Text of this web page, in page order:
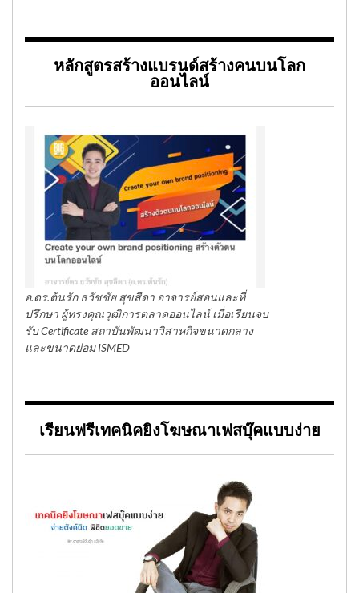
หลักสูตรสร้างแบรนด์สร้างคนบนโลก
ออนไลน์
อ.ดร.ต้นรัก ธวัชชัย สุขสีดา อาจารย์สอนและที่
ปรึกษา ผู้ทรงคุณวุฒิการตลาดออนไลน์ เมื่อเรียนจบ
รับ Certificate สถาบันพัฒนาวิสาหกิจขนาดกลาง
และขนาดย่อม ISMED
เรียนฟรีเทคนิคยิงโฆษณาเฟสบุ๊คแบบง่าย